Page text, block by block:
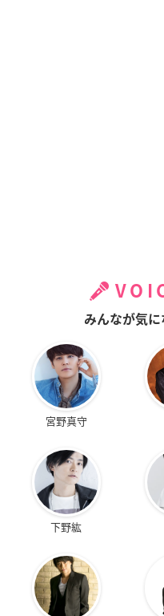
みんなが気
宮野真守
下野紘